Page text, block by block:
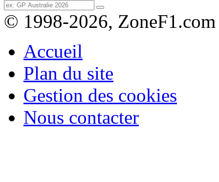
© 1998-2026, ZoneF1.com
Accueil
Plan du site
Gestion des cookies
Nous contacter